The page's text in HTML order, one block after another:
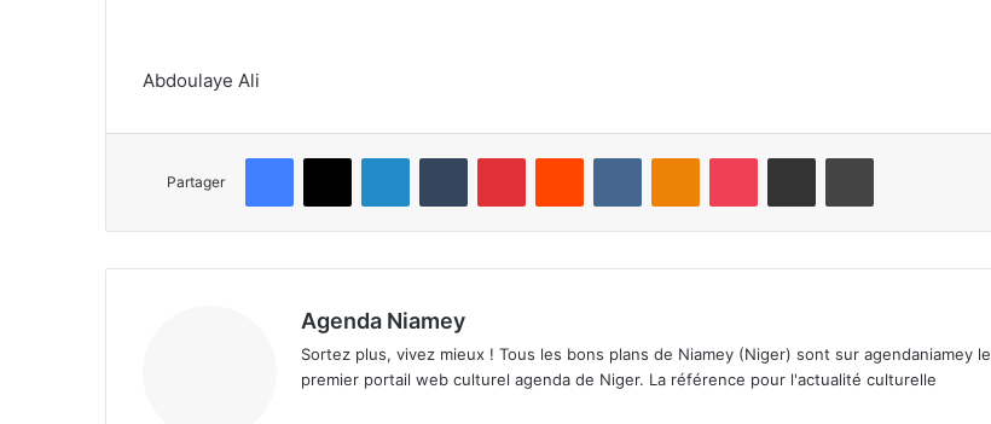
Abdoulaye Ali
Partager
Agenda Niamey
Sortez plus, vivez mieux ! Tous les bons plans de Niamey (Niger) sont sur agendaniamey le
premier portail web culturel agenda de Niger. La référence pour l'actualité culturelle